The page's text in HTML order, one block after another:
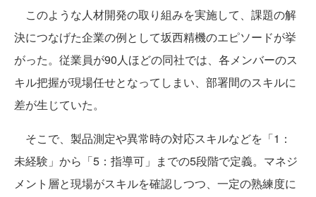
このような人材開発の取り組みを実施して、課題の解
決につなげた企業の例として坂西精機のエピソードが挙
がった。従業員が90人ほどの同社では、各メンバーのス
キル把握が現場任せとなってしまい、部署間のスキルに
差が生じていた。
そこで、製品測定や異常時の対応スキルなどを「1：
未経験」から「5：指導可」までの5段階で定義。マネジ
メント層と現場がスキルを確認しつつ、一定の熟練度に